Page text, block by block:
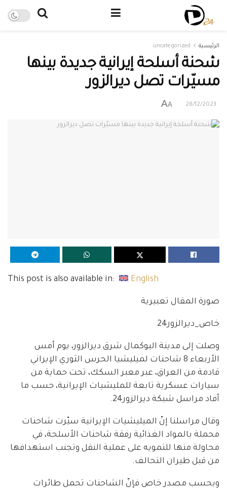
الرئيسية uncategorized
شحنة أسلحة إيرانية جديدة بينها
مسيّرات تصل ديرالزور
28/12/2023
A
A
This post is also available in: English
صورة المقال تعبيرية
خاص_ديرالزور24
وصلت إلى مدينة البوكمال شرق ديرالزور، يوم أمس
الأربعاء 8 شاحنات لميليشيا الحرس الثوري الإيراني
قادمة من العراق، عبر معبر السكك، تحت حماية من
سيارات عسكرية تابعة للمليشيات الإيرانية، حسب ما
أفاد مراسل شبكة ديرالزور24.
وقال مراسلنا إنّ الميليشيات الإيرانية سيّرت شاحنات
محملة بالمواد الغذائية رفقة شاحنات الأسلحة، في
محاولة منها للتمويه على عملية النقل وتجنب استهدافها
من قبل طيران التحالف.
وبحسب مصدر خاص فإنّ الشاحنات تحمل طائرات